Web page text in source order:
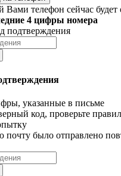
Вами телефон сейчас будет
4 цифры номера
подтверждения
указанные в письме
код, проверьте
почту было отправлено